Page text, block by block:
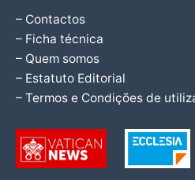
– Contactos
– Ficha técnica
– Quem somos
– Estatuto Editorial
– Termos e Condições de